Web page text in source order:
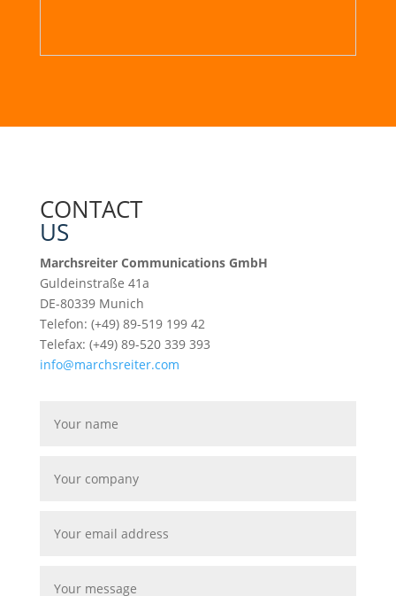
CONTACT
US
Marchsreiter Communications GmbH
Guldeinstraße 41a
DE-80339 Munich
Telefon: (+49) 89-519 199 42
Telefax: (+49) 89-520 339 393
info@marchsreiter.com